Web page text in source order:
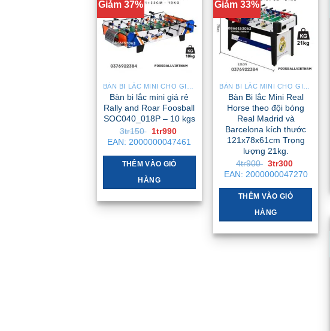
Giảm 37%
BÀN BI LẮC MINI CHO GIA ĐÌNH – NHỎ GỌN, GẬP GỌN, DỄ DI CHUYỂN
Bàn bi lắc mini giá rẻ
Rally and Roar Foosball
SOC040_018P – 10 kgs
3tr150 Giá
gốc
là:
3tr150 .
1tr990
hiện
tại
là:
EAN: 2000000047461
THÊM VÀO GIỎ
HÀNG
Giảm 33%
BÀN BI LẮC MINI CHO GIA ĐÌNH – NHỎ GỌN, GẬP GỌN, DỄ DI CHUYỂN
Bàn Bi lắc Mini Real
Horse theo đội bóng
Real Madrid và
Barcelona kích thước
121x78x61cm Trọng
lượng 21kg.
4tr900 Giá
gốc
là:
4tr900 .
3tr300
hiện
tại
là:
EAN: 2000000047270
THÊM VÀO GIỎ
HÀNG